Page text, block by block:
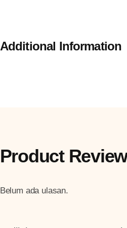
Additional Information
Product
Belum ada ulasan.